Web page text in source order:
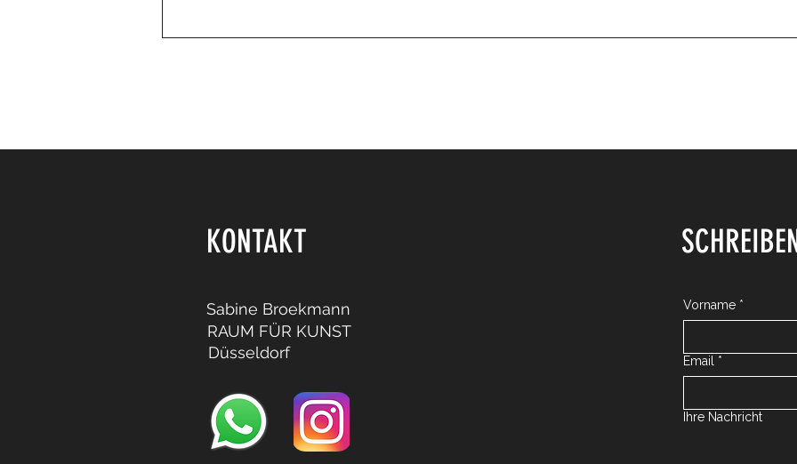
KONTAKT
Sabine Broekmann
RAUM FÜR KUNST
Düsseldorf
Vorname *
Email *
Ihre Nachricht